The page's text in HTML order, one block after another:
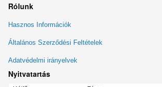
Rólunk
Lábléc
menü
Hasznos Információk
Általános Szerződési Feltételek
Adatvédelmi irányelvek
Nyitvatartás